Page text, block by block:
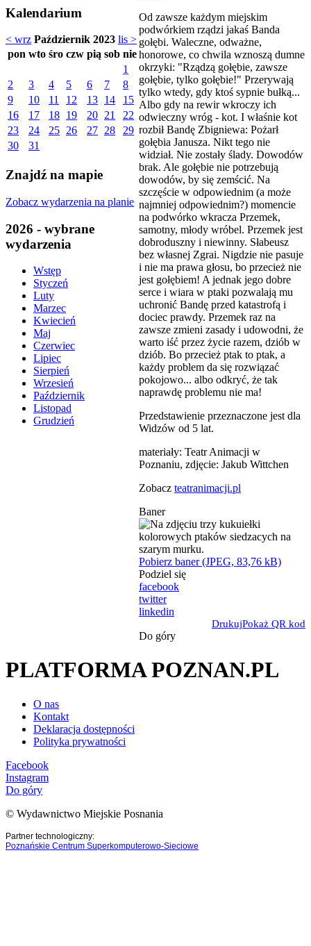
Kalendarium
< wrz Październik 2023 lis >
pon wto śro czw pią sob nie
1
2
3 4 5 6 7
8
9
10 11 12 13 14
15
16
17 18 19 20 21
22
23
24 25 26 27 28
29
30
31
Znajdź na mapie
Zobacz wydarzenia na planie
2026 - wybrane
wydarzenia
Wstęp
Styczeń
Luty
Marzec
Kwiecień
Maj
Czerwiec
Lipiec
Sierpień
Wrzesień
Październik
Listopad
Grudzień
Od zawsze każdym miejskim
podwórkiem rządzi jakaś Banda
gołębi. Waleczne, odważne,
honorowe, co chwila wznoszą dumne
okrzyki: "Rządzą gołębie, zawsze
gołębie, tylko gołębie!" Przerywają
tylko wtedy, gdy ktoś sypnie bułką...
Albo gdy na rewir wkroczy ich
odwieczny wróg - kot. I właśnie kot
rozbił Bandę Zbigniewa: Pożarł
gołębia Janusza. Nikt tego nie
widział. Nie zostały ślady. Dowodów
brak. Ale gołębie nie potrzebują
dowodów, by się zemścić. Na
szczęście w odpowiednim (a może
najmniej odpowiednim?) momencie
na podwórko wkracza Przemek,
samotny, młody wróbel. Przemek jest
dobroduszny i niewinny. Słabeusz
bez własnej Zgrai. Nigdzie nie pasuje
i nie ma prawa głosu, bo przecież nie
jest gołębiem! A jednak jego dobre
serce i wiara w ptaki pozwalają mu
uchronić Bandę przed katastrofą i
dociec prawdy. Przemek raz na
zawsze zmieni zasady i udowodni, że
warto iść przez życie razem, dziób w
dziób. Bo przecież ptak to ptak, a
każdy problem da się rozwiązać
pokojowo... albo odkryć, że tak
naprawdę problemu nie ma!
Przedstawienie przeznaczone jest dla
Widzów od 5 lat.
materiały: Teatr Animacji w
Poznaniu, zdjęcie: Jakub Wittchen
Zobacz teatranimacji.pl
Baner
Pobierz baner (JPEG, 83,76 kB)
Podziel się
facebook
twitter
linkedin
DrukujPokaż QR kod
Do góry
PLATFORMA POZNAN.PL
O nas
Kontakt
Deklaracja dostępności
Polityka prywatności
Facebook
Instagram
Do góry
© Wydawnictwo Miejskie Posnania
Partner technologiczny:
Poznańskie Centrum Superkomputerowo-Sieciowe